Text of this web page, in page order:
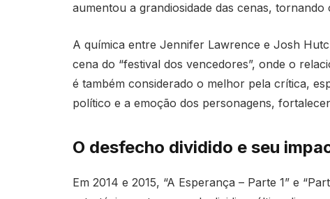
aumentou a grandiosidade das cenas,
A química entre Jennifer Lawrence e Josh
cena do “festival dos vencedores”, onde o
é também considerado o melhor pela crítica,
político e a emoção dos personagens,
O desfecho dividido e seu
Em 2014 e 2015, “A Esperança – Parte 1” e